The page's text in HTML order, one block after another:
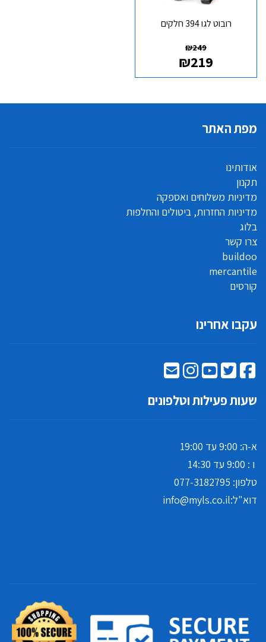
רובוט לגו 394 חלקים
₪249
₪219
מפת האתר
אודותינו
תקנון
מדיניות משלוחים ואספקה
מדיניות החזרות, ביטולים והחלפות
בלוג
צרו קשר
buildoo
mercantile
קורסים
עקבו אחרינו
שעות פעילות וטלפונים
א-ה: 9:00 עד 19:00
ו : 9:00 עד 14:30
טלפון: 077-3182795
דוא"ל:info@myls.co.il